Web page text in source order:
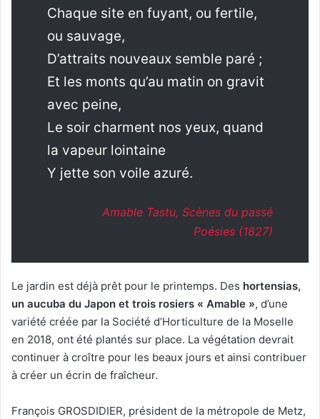
Chaque site en fuyant, ou fertile,
ou sauvage,
D’attraits nouveaux semble paré ;
Et les monts qu’au matin on gravit
avec peine,
Le soir charment nos yeux, quand
la vapeur lointaine
Y jette son voile azuré.
Amable Tastu, Scènes du passé
Poésies (1827)
Le jardin est déjà prêt pour le printemps. Des hortensias,
un aucuba du Japon et trois rosiers « Amable », d’une
variété créée par la Société d’Horticulture de la Moselle
en 2018, ont été plantés sur place. La végétation devrait
continuer à croître pour les beaux jours et ainsi contribuer
à créer un écrin de fraîcheur.
François GROSDIDIER, président de la métropole de Metz,